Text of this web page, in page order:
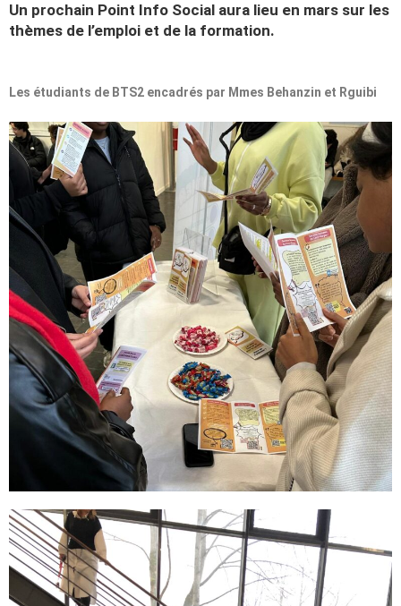
Un prochain Point Info Social aura lieu en mars sur les
thèmes de l’emploi et de la formation.
Les étudiants de BTS2 encadrés par Mmes Behanzin et Rguibi